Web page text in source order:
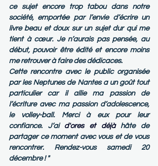
ce sujet encore trop tabou dans notre
société, emportée par l’envie d’écrire un
livre beau et doux sur un sujet dur qui me
tient à cœur. Je n’aurais pas pensée, au
début, pouvoir être édité et encore moins
me retrouver à faire des dédicaces.
Cette rencontre avec le public organisée
par les Neptunes de Nantes a un goût tout
particulier car il allie ma passion de
l’écriture avec ma passion d’adolescence,
le volley-ball. Merci à eux pour leur
confiance. J’ai d'ores et déjà hâte de
partager ce moment avec vous et de vous
rencontrer. Rendez-vous samedi 20
décembre ! "